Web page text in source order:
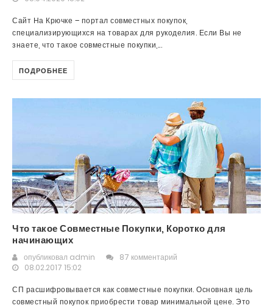
Сайт На Крючке – портал совместных покупок,
специализирующихся на товарах для рукоделия. Если Вы не
знаете, что такое совместные покупки,...
ПОДРОБНЕЕ
Что такое Совместные Покупки, Коротко для
начинающих
опубликовал admin
87 комментарий
08.02.2017 15:02
СП расшифровывается как совместные покупки. Основная цель
совместный покупок приобрести товар минимальной цене. Это